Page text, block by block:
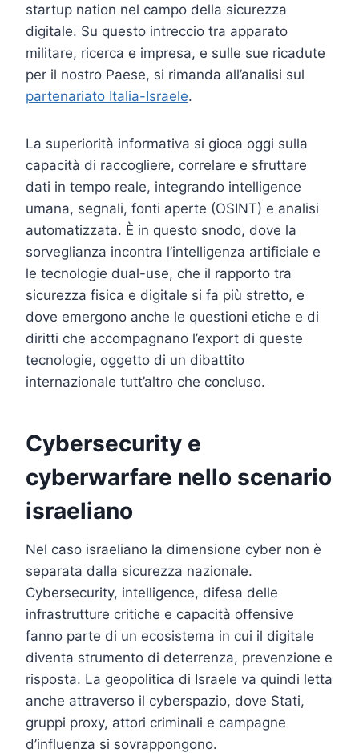
startup nation nel campo della sicurezza
digitale. Su questo intreccio tra apparato
militare, ricerca e impresa, e sulle sue ricadute
per il nostro Paese, si rimanda all’analisi sul
partenariato Italia-Israele.
La superiorità informativa si gioca oggi sulla
capacità di raccogliere, correlare e sfruttare
dati in tempo reale, integrando intelligence
umana, segnali, fonti aperte (OSINT) e analisi
automatizzata. È in questo snodo, dove la
sorveglianza incontra l’intelligenza artificiale e
le tecnologie dual-use, che il rapporto tra
sicurezza fisica e digitale si fa più stretto, e
dove emergono anche le questioni etiche e di
diritti che accompagnano l’export di queste
tecnologie, oggetto di un dibattito
internazionale tutt’altro che concluso.
Cybersecurity e
cyberwarfare nello scenario
israeliano
Nel caso israeliano la dimensione cyber non è
separata dalla sicurezza nazionale.
Cybersecurity, intelligence, difesa delle
infrastrutture critiche e capacità offensive
fanno parte di un ecosistema in cui il digitale
diventa strumento di deterrenza, prevenzione e
risposta. La geopolitica di Israele va quindi letta
anche attraverso il cyberspazio, dove Stati,
gruppi proxy, attori criminali e campagne
d’influenza si sovrappongono.